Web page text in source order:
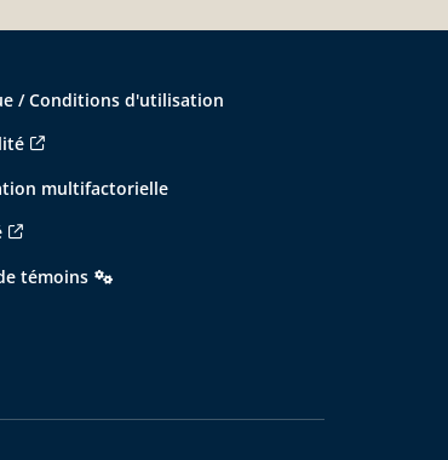
/ Conditions d'utilisation
multifactorielle
témoins